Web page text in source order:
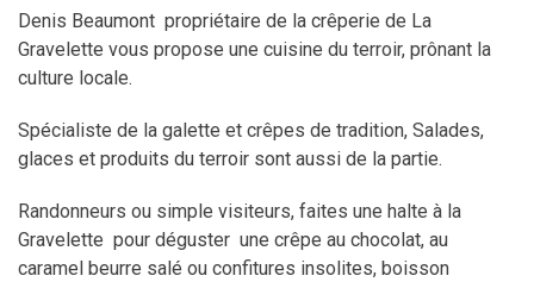
Denis Beaumont propriétaire de la crêperie de La
Gravelette vous propose une cuisine du terroir, prônant la
culture locale.
Spécialiste de la galette et crêpes de tradition, Salades,
glaces et produits du terroir sont aussi de la partie.
Randonneurs ou simple visiteurs, faites une halte à la
Gravelette pour déguster une crêpe au chocolat, au
caramel beurre salé ou confitures insolites, boisson